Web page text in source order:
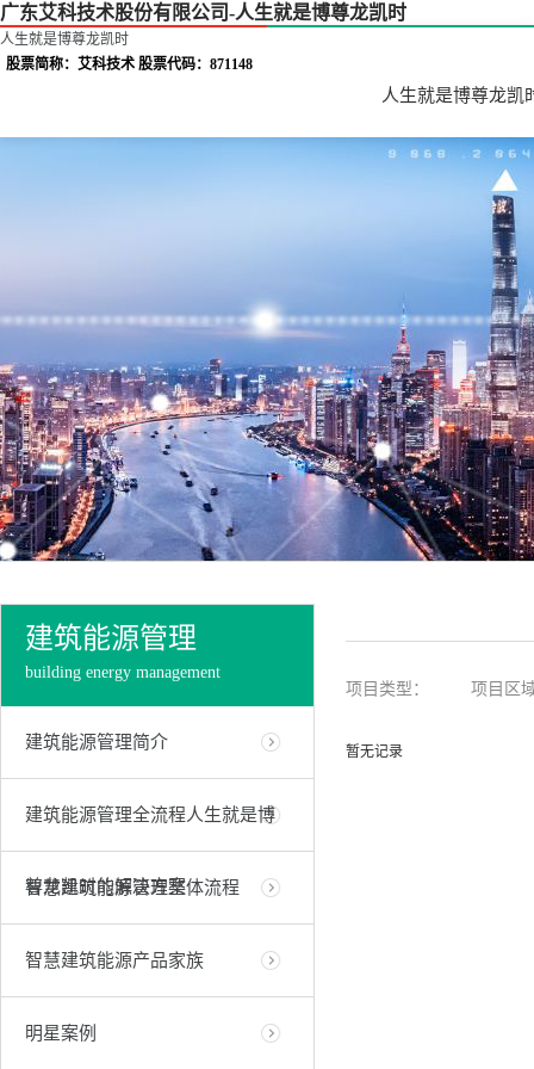
广东艾科技术股份有限公司-人生就是博尊龙凯时
人生就是博尊龙凯时
股票简称：艾科技术 股票代码：871148
人生就是博尊龙凯
建筑能源管理
building energy management
建筑能源管理简介
建筑能源管理全流程人生就是博
尊龙凯时的解决方案
智慧建筑能源管理整体流程
智慧建筑能源产品家族
明星案例
项目类型： 项目区
暂无记录